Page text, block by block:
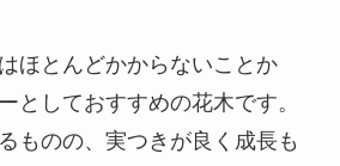
ほとんどかからないことか
としておすすめの花木です。
ものの、実つきが良く成長も